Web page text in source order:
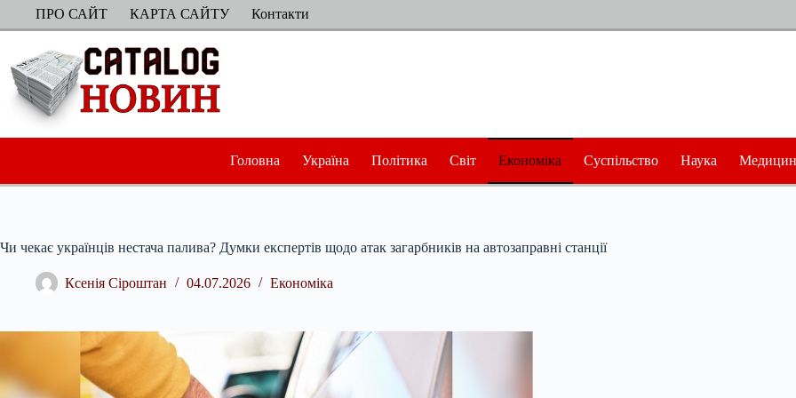
ПерейтиПРО САЙТ КАРТА САЙТУ Контакти
Головна Україна Політика Світ Економіка Суспільство Наука
Чи чекає українців нестача палива? Думки експертів щодо атак загарбників на автозаправні станції
Ксенія Сіроштан 04.07.2026 Економіка